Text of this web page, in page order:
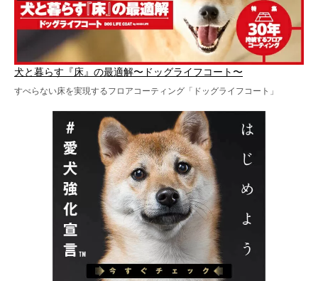
犬と暮らす『床』の最適解〜ドッグライフコート〜
すべらない床を実現するフロアコーティング「ドッグライフコート」